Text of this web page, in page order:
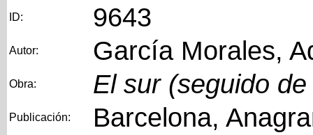
ID: 9643
Autor: García Morales,
Obra: El sur (seguido
Publicación: Barcelona,